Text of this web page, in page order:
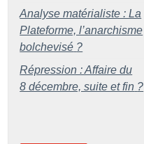
Analyse matérialiste : La
Plateforme, l’anarchisme
bolchevisé ?
Répression : Affaire du
8 décembre, suite et fin ?